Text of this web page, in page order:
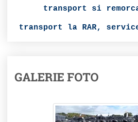
transport si
transport la RAR,
GALERIE FOTO